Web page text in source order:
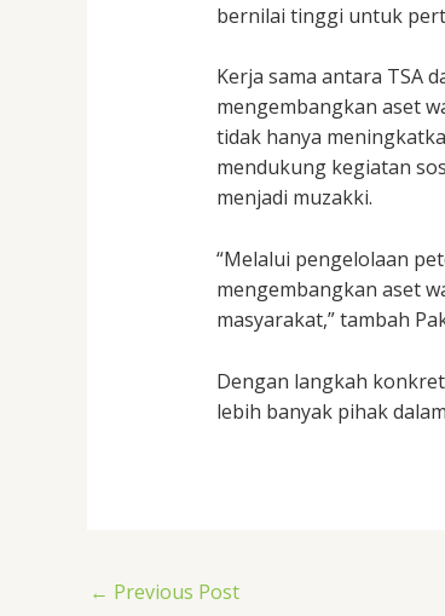
bernilai tinggi untuk
Kerja sama antara TSA
mengembangkan aset
tidak hanya
mendukung kegiatan
menjadi muzakki.
“Melalui pengelolaan
mengembangkan aset
masyarakat,” tambah
Dengan langkah
lebih banyak pihak
← Previous Post